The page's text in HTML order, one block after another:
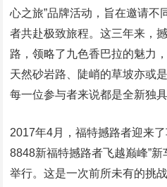
心之旅”品牌活动，旨在邀请不
者共赴极致旅程。这三年来，
路，领略了九色香巴拉的魅力
天然砂岩路、陡峭的草坡亦或
每一位参与者来说都是全新独
2017年4月，福特撼路者迎来
8848新福特撼路者飞越巅峰”
举行。这是一次前所未有的挑